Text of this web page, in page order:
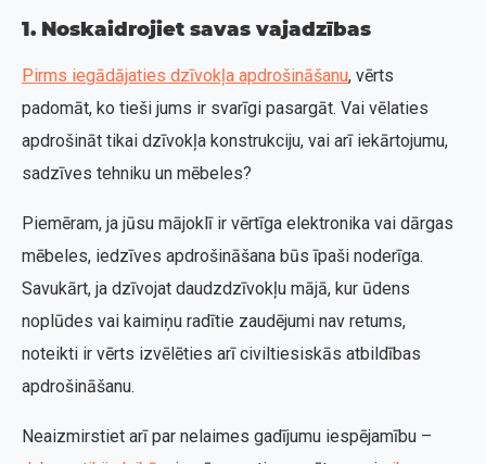
1. Noskaidrojiet savas vajadzības
Pirms iegādājaties dzīvokļa apdrošināšanu, vērts
padomāt, ko tieši jums ir svarīgi pasargāt. Vai vēlaties
apdrošināt tikai dzīvokļa konstrukciju, vai arī iekārtojumu,
sadzīves tehniku un mēbeles?
Piemēram, ja jūsu mājoklī ir vērtīga elektronika vai dārgas
mēbeles, iedzīves apdrošināšana būs īpaši noderīga.
Savukārt, ja dzīvojat daudzdzīvokļu mājā, kur ūdens
noplūdes vai kaimiņu radītie zaudējumi nav retums,
noteikti ir vērts izvēlēties arī civiltiesiskās atbildības
apdrošināšanu.
Neaizmirstiet arī par nelaimes gadījumu iespējamību –